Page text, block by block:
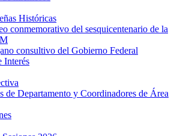
Históricas
conmemorativo del sesquicentenario de la
consultivo del Gobierno Federal
Interés
de Departamento y Coordinadores de Área